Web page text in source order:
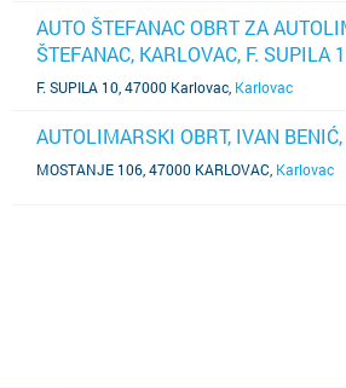
AUTO ŠTEFANAC OBRT ZA
ŠTEFANAC, KARLOVAC, F. SUPILA
F. SUPILA 10, 47000 Karlovac Karlovac
AUTOLIMARSKI OBRT, IVAN
MOSTANJE 106, 47000 KARLOVAC Karlovac